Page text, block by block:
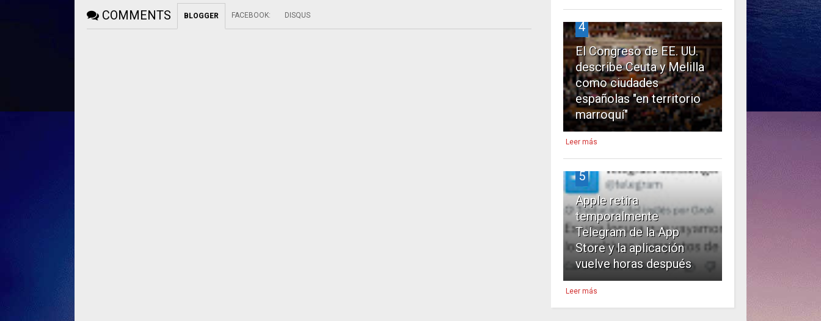
COMMENTS BLOGGER FACEBOOK: DISQUS
4
El Congreso de EE. UU.
describe Ceuta y Melilla
como ciudades
españolas "en territorio
marroquí"
Leer más
5
Apple retira
temporalmente
Telegram de la App
Store y la aplicación
vuelve horas después
Leer más